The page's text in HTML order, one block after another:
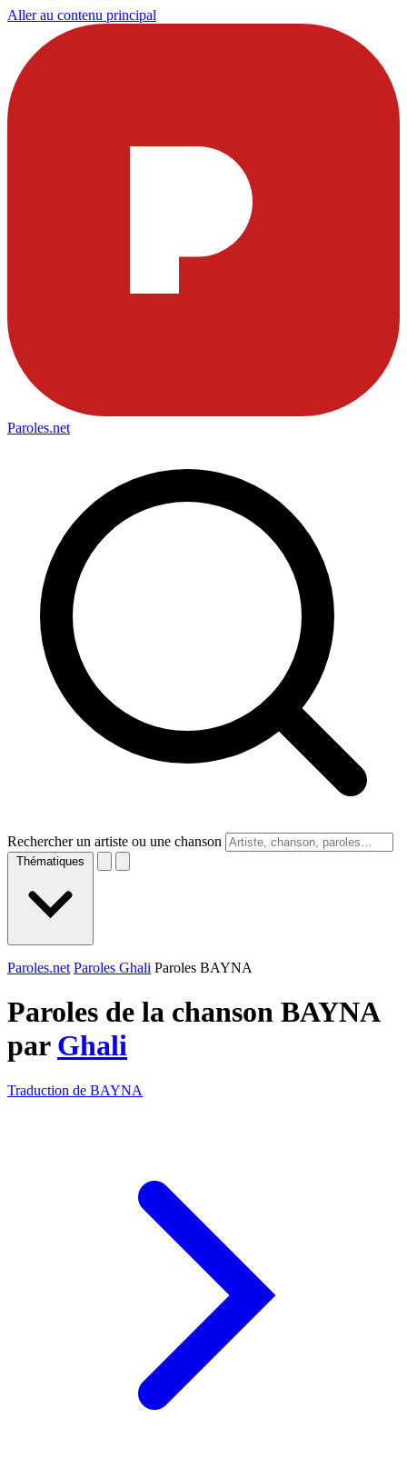
Aller au contenu principal
Paroles.net
Rechercher un artiste ou une chanson
Thématiques
Paroles.net Paroles Ghali Paroles BAYNA
Paroles de la chanson BAYNA
par Ghali
Traduction de BAYNA